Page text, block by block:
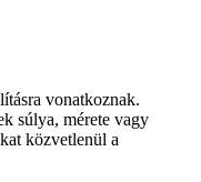
vonatkoznak.
súlya, mérete vagy
közvetlenül a